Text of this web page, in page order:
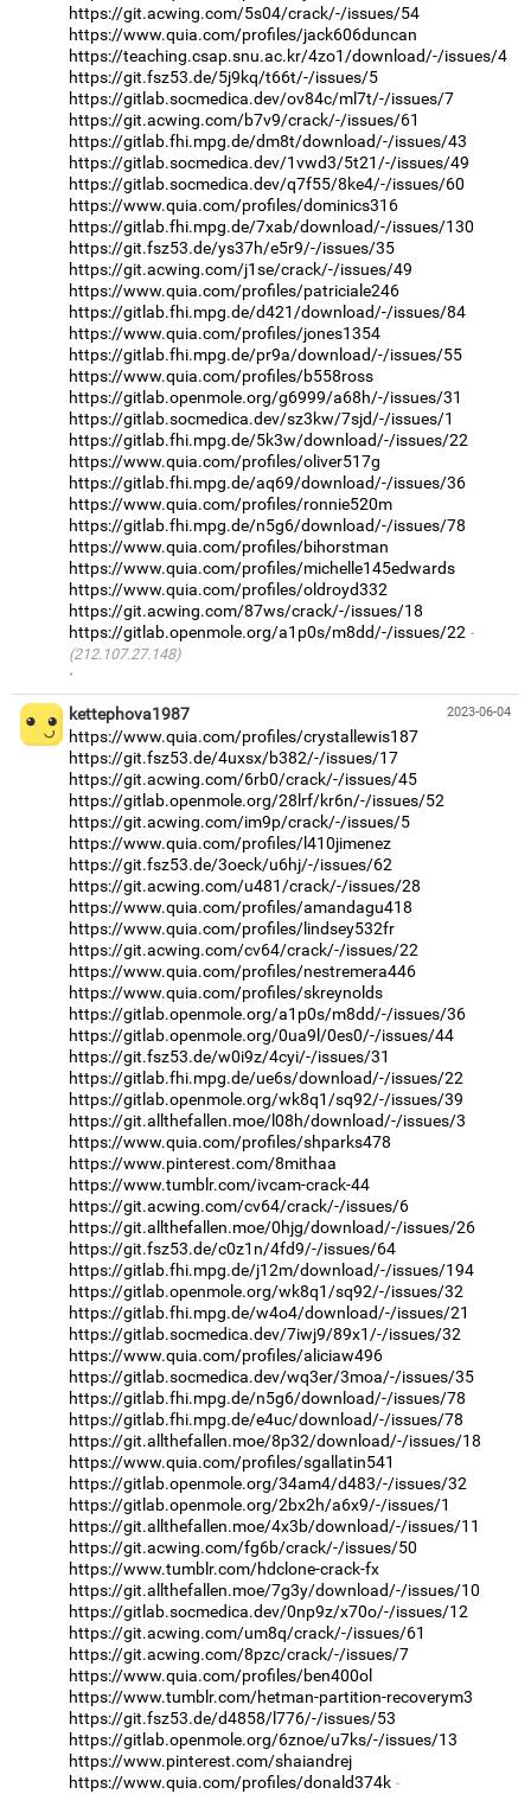
https://git.acwing.com/5s04/crack/-/issues/54
https://www.quia.com/profiles/jack606duncan
https://teaching.csap.snu.ac.kr/4zo1/download/-/issues/4
https://git.fsz53.de/5j9kq/t66t/-/issues/5
https://gitlab.socmedica.dev/ov84c/ml7t/-/issues/7
https://git.acwing.com/b7v9/crack/-/issues/61
https://gitlab.fhi.mpg.de/dm8t/download/-/issues/43
https://gitlab.socmedica.dev/1vwd3/5t21/-/issues/49
https://gitlab.socmedica.dev/q7f55/8ke4/-/issues/60
https://www.quia.com/profiles/dominics316
https://gitlab.fhi.mpg.de/7xab/download/-/issues/130
https://git.fsz53.de/ys37h/e5r9/-/issues/35
https://git.acwing.com/j1se/crack/-/issues/49
https://www.quia.com/profiles/patriciale246
https://gitlab.fhi.mpg.de/d421/download/-/issues/84
https://www.quia.com/profiles/jones1354
https://gitlab.fhi.mpg.de/pr9a/download/-/issues/55
https://www.quia.com/profiles/b558ross
https://gitlab.openmole.org/g6999/a68h/-/issues/31
https://gitlab.socmedica.dev/sz3kw/7sjd/-/issues/1
https://gitlab.fhi.mpg.de/5k3w/download/-/issues/22
https://www.quia.com/profiles/oliver517g
https://gitlab.fhi.mpg.de/aq69/download/-/issues/36
https://www.quia.com/profiles/ronnie520m
https://gitlab.fhi.mpg.de/n5g6/download/-/issues/78
https://www.quia.com/profiles/bihorstman
https://www.quia.com/profiles/michelle145edwards
https://www.quia.com/profiles/oldroyd332
https://git.acwing.com/87ws/crack/-/issues/18
https://gitlab.openmole.org/a1p0s/m8dd/-/issues/22
(212.107.27.148)
·
2023-06-04
kettephova1987
https://www.quia.com/profiles/crystallewis187
https://git.fsz53.de/4uxsx/b382/-/issues/17
https://git.acwing.com/6rb0/crack/-/issues/45
https://gitlab.openmole.org/28lrf/kr6n/-/issues/52
https://git.acwing.com/im9p/crack/-/issues/5
https://www.quia.com/profiles/l410jimenez
https://git.fsz53.de/3oeck/u6hj/-/issues/62
https://git.acwing.com/u481/crack/-/issues/28
https://www.quia.com/profiles/amandagu418
https://www.quia.com/profiles/lindsey532fr
https://git.acwing.com/cv64/crack/-/issues/22
https://www.quia.com/profiles/nestremera446
https://www.quia.com/profiles/skreynolds
https://gitlab.openmole.org/a1p0s/m8dd/-/issues/36
https://gitlab.openmole.org/0ua9l/0es0/-/issues/44
https://git.fsz53.de/w0i9z/4cyi/-/issues/31
https://gitlab.fhi.mpg.de/ue6s/download/-/issues/22
https://gitlab.openmole.org/wk8q1/sq92/-/issues/39
https://git.allthefallen.moe/l08h/download/-/issues/3
https://www.quia.com/profiles/shparks478
https://www.pinterest.com/8mithaa
https://www.tumblr.com/ivcam-crack-44
https://git.acwing.com/cv64/crack/-/issues/6
https://git.allthefallen.moe/0hjg/download/-/issues/26
https://git.fsz53.de/c0z1n/4fd9/-/issues/64
https://gitlab.fhi.mpg.de/j12m/download/-/issues/194
https://gitlab.openmole.org/wk8q1/sq92/-/issues/32
https://gitlab.fhi.mpg.de/w4o4/download/-/issues/21
https://gitlab.socmedica.dev/7iwj9/89x1/-/issues/32
https://www.quia.com/profiles/aliciaw496
https://gitlab.socmedica.dev/wq3er/3moa/-/issues/35
https://gitlab.fhi.mpg.de/n5g6/download/-/issues/78
https://gitlab.fhi.mpg.de/e4uc/download/-/issues/78
https://git.allthefallen.moe/8p32/download/-/issues/18
https://www.quia.com/profiles/sgallatin541
https://gitlab.openmole.org/34am4/d483/-/issues/32
https://gitlab.openmole.org/2bx2h/a6x9/-/issues/1
https://git.allthefallen.moe/4x3b/download/-/issues/11
https://git.acwing.com/fg6b/crack/-/issues/50
https://www.tumblr.com/hdclone-crack-fx
https://git.allthefallen.moe/7g3y/download/-/issues/10
https://gitlab.socmedica.dev/0np9z/x70o/-/issues/12
https://git.acwing.com/um8q/crack/-/issues/61
https://git.acwing.com/8pzc/crack/-/issues/7
https://www.quia.com/profiles/ben400ol
https://www.tumblr.com/hetman-partition-recoverym3
https://git.fsz53.de/d4858/l776/-/issues/53
https://gitlab.openmole.org/6znoe/u7ks/-/issues/13
https://www.pinterest.com/shaiandrej
https://www.quia.com/profiles/donald374k